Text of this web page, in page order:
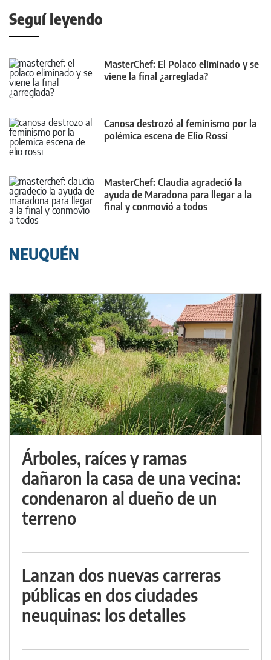
Seguí leyendo
MasterChef: El Polaco eliminado y se
viene la final ¿arreglada?
Canosa destrozó al feminismo por la
polémica escena de Elio Rossi
MasterChef: Claudia agradeció la
ayuda de Maradona para llegar a la
final y conmovió a todos
NEUQUÉN
Árboles, raíces y ramas
dañaron la casa de una vecina:
condenaron al dueño de un
terreno
Lanzan dos nuevas carreras
públicas en dos ciudades
neuquinas: los detalles